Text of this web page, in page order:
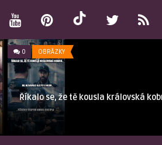
0 OBRÁZKY
Říkalo se, že tě kousla královská